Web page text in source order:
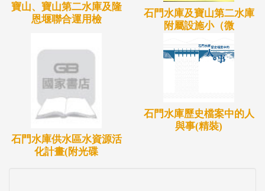
寶山、寶山第二水庫及隆
恩堰聯合運用檢
石門水庫及寶山第二水庫
附屬設施小（微
石門水庫供水區水資源活
化計畫(附光碟
石門水庫歷史檔案中的人
與事(精裝)